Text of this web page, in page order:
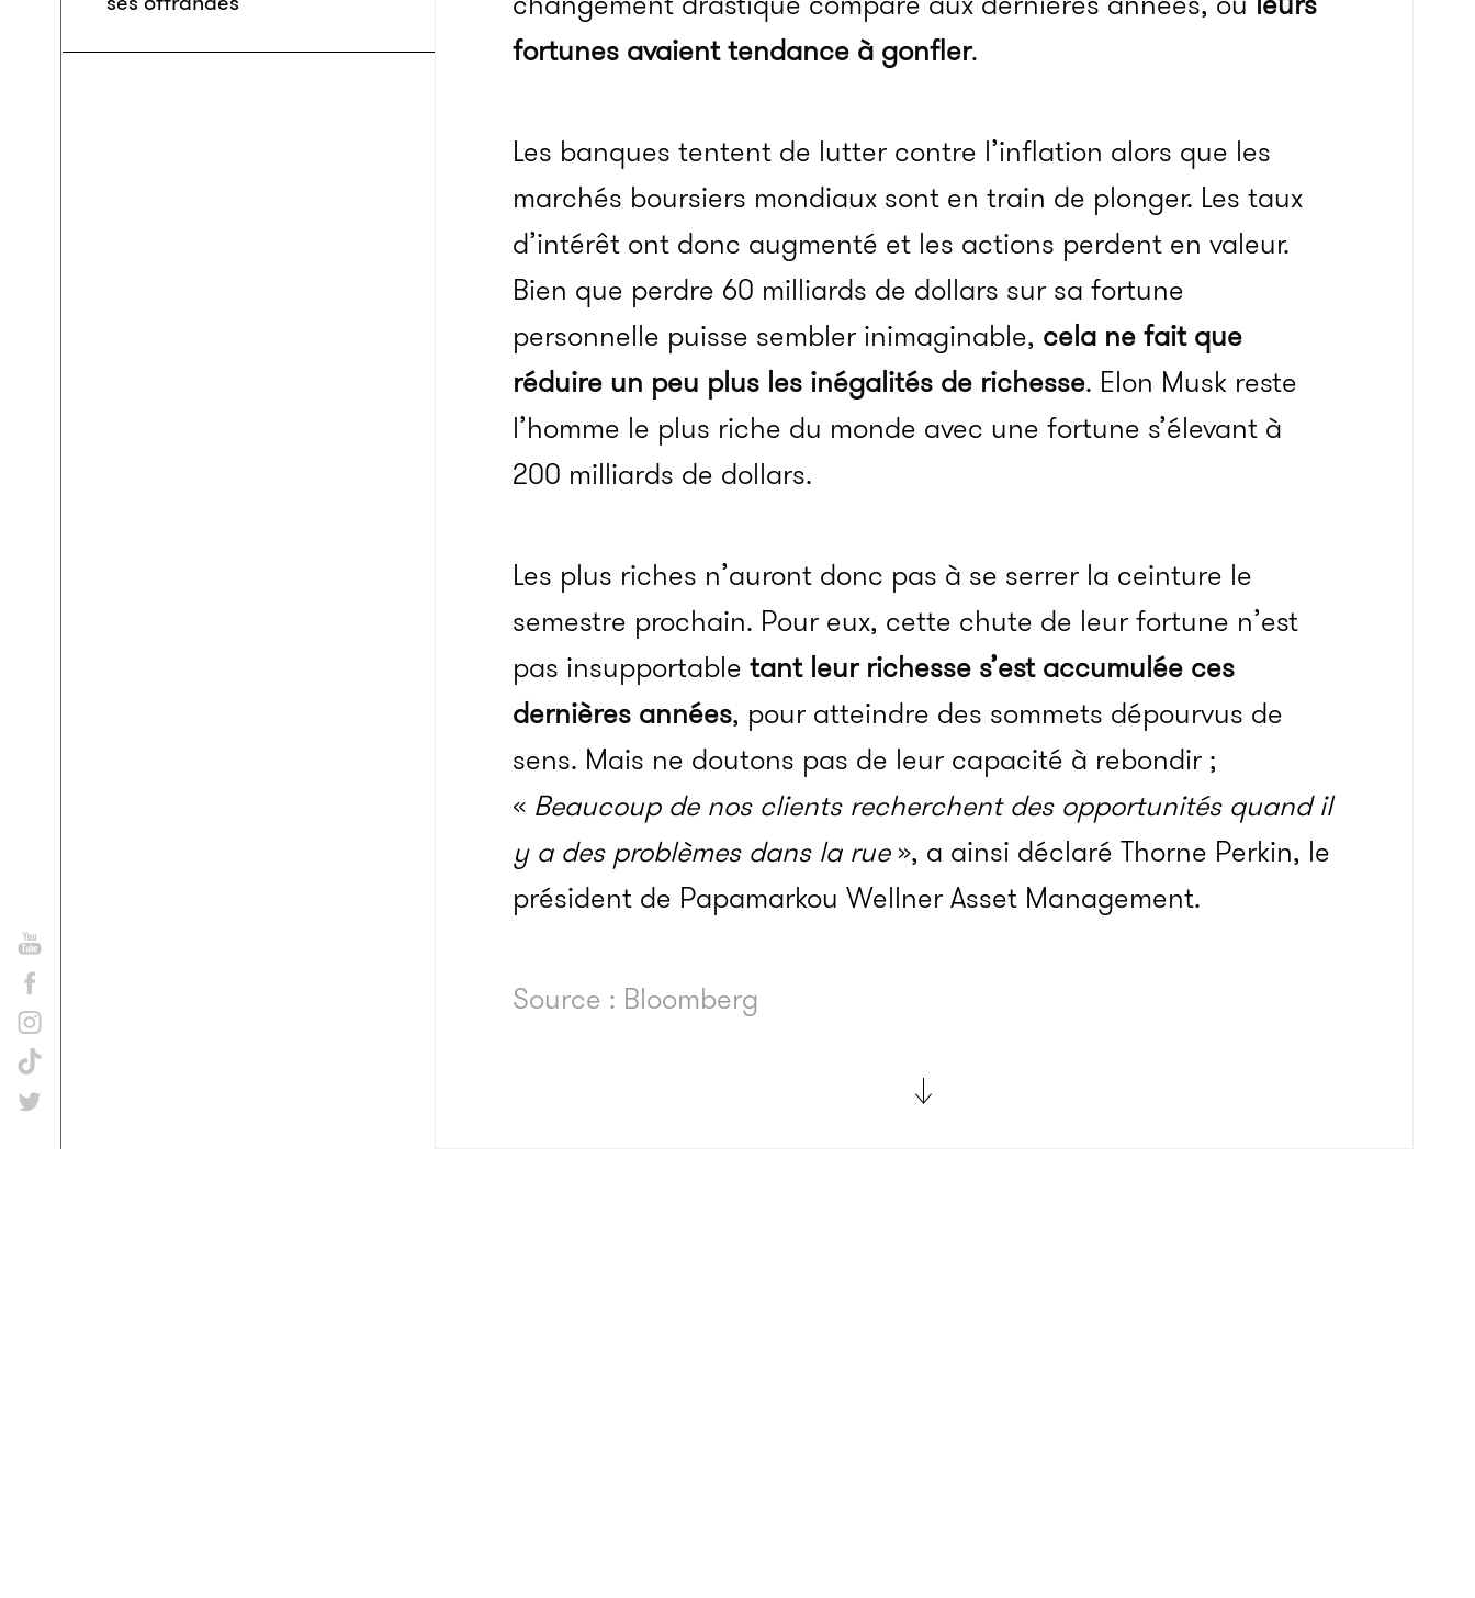
fortunes avaient tendance à gonfler.
Les banques tentent de lutter contre l’inflation alors que les
marchés boursiers mondiaux sont en train de plonger. Les taux
d’intérêt ont donc augmenté et les actions perdent en valeur.
Bien que perdre 60 milliards de dollars sur sa fortune
personnelle puisse sembler inimaginable, cela ne fait que
réduire un peu plus les inégalités de richesse. Elon Musk reste
l’homme le plus riche du monde avec une fortune s’élevant à
200 milliards de dollars.
Les plus riches n’auront donc pas à se serrer la ceinture le
semestre prochain. Pour eux, cette chute de leur fortune n’est
pas insupportable tant leur richesse s’est accumulée ces
dernières années, pour atteindre des sommets dépourvus de
sens. Mais ne doutons pas de leur capacité à rebondir ;
« Beaucoup de nos clients recherchent des opportunités quand il
y a des problèmes dans la rue», a ainsi déclaré Thorne Perkin, le
président de Papamarkou Wellner Asset Management.
Source : Bloomberg